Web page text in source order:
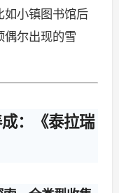
如小镇图书馆后
偶尔出现的雪
：《泰拉瑞